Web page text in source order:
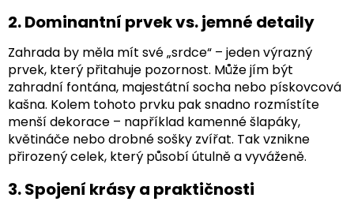
2. Dominantní prvek vs. jemné detaily
Zahrada by měla mít své „srdce“ – jeden výrazný
prvek, který přitahuje pozornost. Může jím být
zahradní fontána, majestátní socha nebo pískovcová
kašna. Kolem tohoto prvku pak snadno rozmístíte
menší dekorace – například kamenné šlapáky,
květináče nebo drobné sošky zvířat. Tak vznikne
přirozený celek, který působí útulně a vyváženě.
3. Spojení krásy a praktičnosti